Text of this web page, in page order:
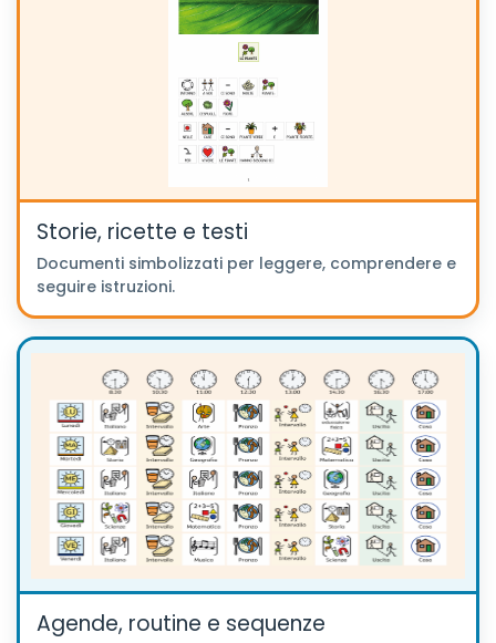
Storie, ricette e testi
Documenti simbolizzati per leggere, comprendere e
seguire istruzioni.
Agende, routine e sequenze